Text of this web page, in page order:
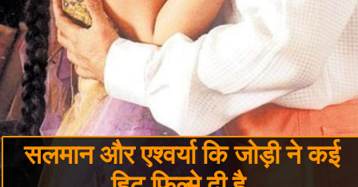
सलमान और एश्वर्या कि जोड़ी ने कई